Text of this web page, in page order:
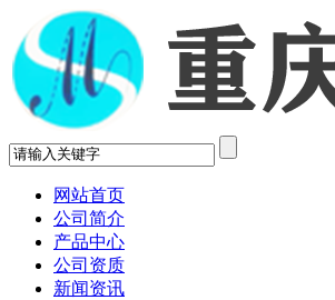
网站首页
公司简介
产品中心
公司资质
新闻资讯